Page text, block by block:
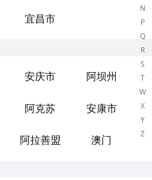
N
P
Q
R
S
T
W
X
Y
Z
宜昌市
安庆市 阿坝州
阿克苏 安康市
阿拉善盟 澳门